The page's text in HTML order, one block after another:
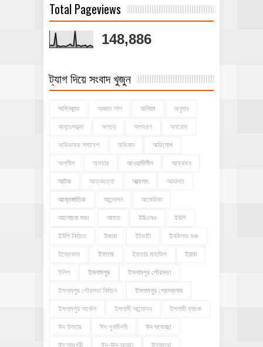
Total Pageviews
148,886
ট্যাগ দিয়ে সংবাদ খুজুন
অগ্নিকান্ড অজ্ঞাত লাশ অনিয়ম অনুদান
অন্তঃসত্ত্বা অপচয় অপহরণ অবরোধ
অভিভাবক সমাবেশ অভিযান অভিযোগ
অশ্লীল অসহায় আওয়ামীলীগ আক্রমন
আটক আত্নহত্যা আত্মসাৎ আদালত
আন্তর্জাতিক আন্দোলন আমেরিকা
আলোচনা সভা আহত ইউএনও ইউপি
ইউপি নির্বাচন ইজারা ইটভাটা ইনকিলাব মঞ্চ
ইন্তেকাল ইফতার ইফতার মাহফিল ইয়াবা
ইলিশ ইসলামপুর ইসলামপুর পৌরসভা
ইসলামপুর পৌরসভা নির্বাচন ইসলামপুর প্রেসক্লাব
ইসলামপুর সার্কেল ইসলামী আন্দোলন ইসলামী ব্যাংক
ঈদ উপহার ঈদ পুনর্মিলনী ঈদ শুভেচ্ছা
ঈদ সামগ্রী ঈদ-উল-আযহা ঈদযাত্রা